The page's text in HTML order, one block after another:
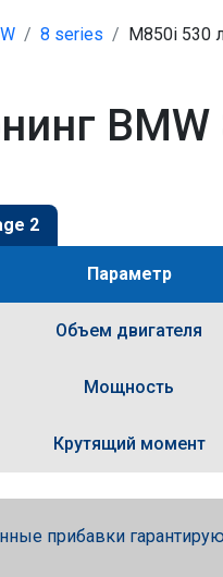
8 series M850i 530
2
Параметр
Объем двигателя
Мощность
Крутящий момент
прибавки